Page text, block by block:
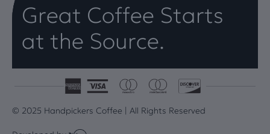
Great Coffee Starts
at the Source.
© 2025 Handpickers Coffee | All Rights Reserved